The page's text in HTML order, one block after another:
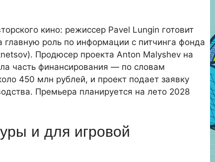
кино: режиссер Pavel Lungin готовит
главную роль по информации с питчинга фонда
Продюсер проекта Anton Malyshev на
часть финансирования — по словам
450 млн рублей, и проект подает заявку
Премьера планируется на лето 2028
и для игровой